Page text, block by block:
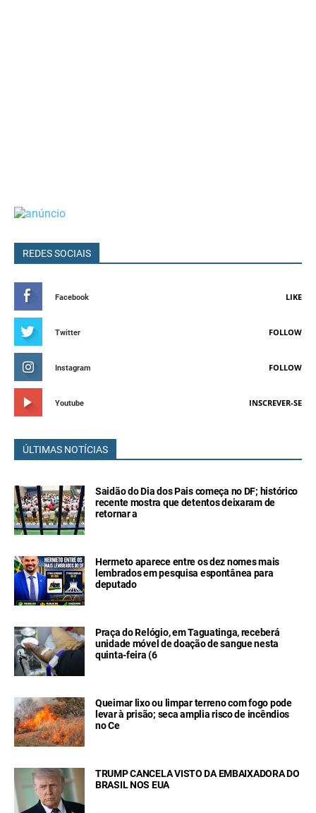
REDES SOCIAIS
Facebook LIKE
Twitter FOLLOW
Instagram FOLLOW
Youtube INSCREVER-SE
ÚLTIMAS NOTÍCIAS
Saidão do Dia dos Pais começa no DF; histórico
recente mostra que detentos deixaram de
retornar a
Hermeto aparece entre os dez nomes mais
lembrados em pesquisa espontânea para
deputado
Praça do Relógio, em Taguatinga, receberá
unidade móvel de doação de sangue nesta
quinta-feira (6
Queimar lixo ou limpar terreno com fogo pode
levar à prisão; seca amplia risco de incêndios
no Ce
TRUMP CANCELA VISTO DA EMBAIXADORA DO
BRASIL NOS EUA